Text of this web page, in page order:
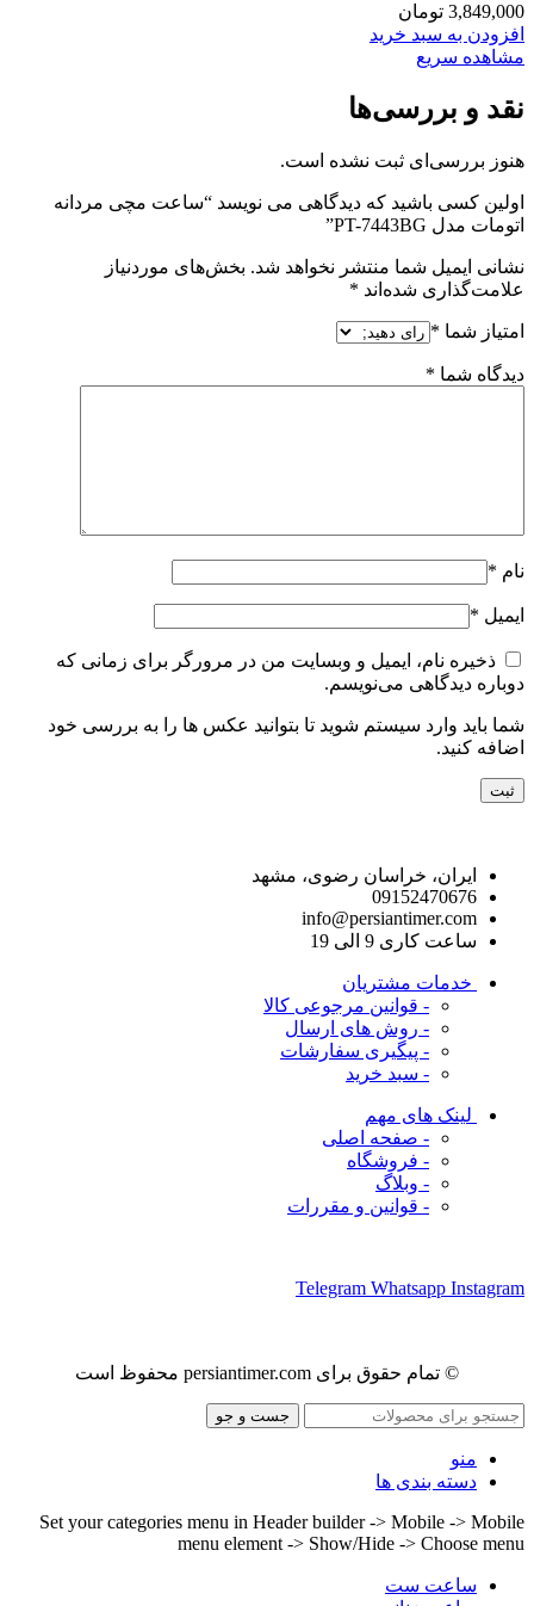
3,849,000 تومان
افزودن به سبد خرید
مشاهده سریع
نقد و بررسی‌ها
هنوز بررسی‌ای ثبت نشده است.
اولین کسی باشید که دیدگاهی می نویسد “ساعت مچی مردانه
اتومات مدل PT-7443BG”
نشانی ایمیل شما منتشر نخواهد شد. بخش‌های موردنیاز
علامت‌گذاری شده‌اند *
امتیاز شما *
دیدگاه شما *
نام *
ایمیل *
ذخیره نام، ایمیل و وبسایت من در مرورگر برای زمانی که
دوباره دیدگاهی می‌نویسم.
شما باید وارد سیستم شوید تا بتوانید عکس ها را به بررسی خود
اضافه کنید.
ایران، خراسان رضوی، مشهد
09152470676
info@persiantimer.com
ساعت کاری 9 الی 19
خدمات مشتریان
- قوانین مرجوعی کالا
- روش های ارسال
- پیگیری سفارشات
- سبد خرید
لینک های مهم
- صفحه اصلی
- فروشگاه
- وبلاگ
- قوانین و مقررات
Telegram Whatsapp Instagram
© تمام حقوق برای persiantimer.com محفوظ است
جست و جو
منو
دسته بندی ها
Set your categories menu in Header builder -> Mobile -> Mobile
menu element -> Show/Hide -> Choose menu
ساعت ست